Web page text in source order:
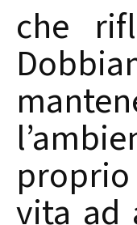
che
vita ad